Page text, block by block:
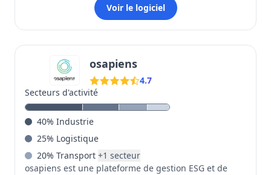
Voir le logiciel
osapiens
4.7
Secteurs d'activité
40% Industrie
25% Logistique
20% Transport +1 secteur
osapiens est une plateforme de gestion ESG et de